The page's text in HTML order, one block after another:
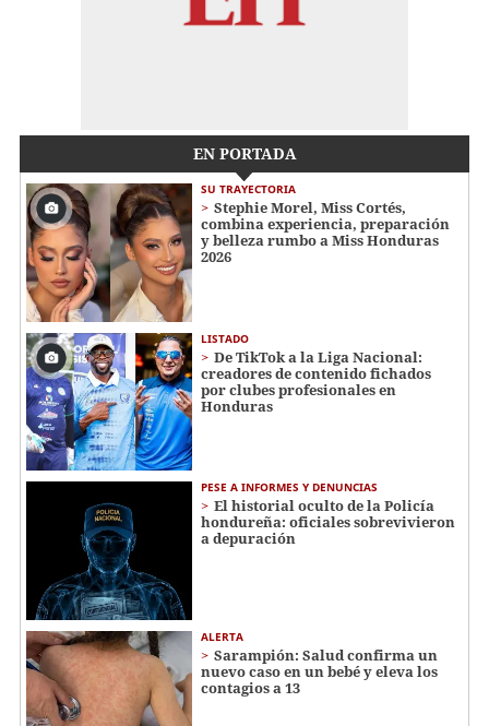
EN PORTADA
SU TRAYECTORIA
Stephie Morel, Miss Cortés,
combina experiencia, preparación
y belleza rumbo a Miss Honduras
2026
LISTADO
De TikTok a la Liga Nacional:
creadores de contenido fichados
por clubes profesionales en
Honduras
PESE A INFORMES Y DENUNCIAS
El historial oculto de la Policía
hondureña: oficiales sobrevivieron
a depuración
ALERTA
Sarampión: Salud confirma un
nuevo caso en un bebé y eleva los
contagios a 13